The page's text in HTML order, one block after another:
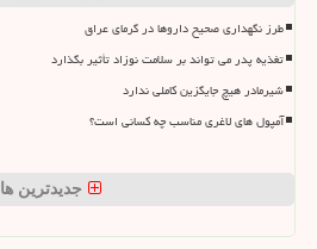
طرز نگهداری صحیح داروها در گرمای عراق
تغذیه پدر می تواند بر سلامت نوزاد تأثیر بگذارد
شیرمادر هیچ جایگزین کاملی ندارد
آمپول های لاغری مناسب چه کسانی است؟
جدیدترین ها